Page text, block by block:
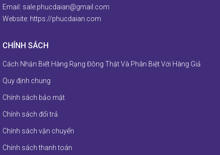
Email: sale.phucdaian@gmail.com
Website: https://phucdaian.com
CHÍNH SÁCH
Cách Nhận Biết Hàng Rạng Đông Thật Và Phân Biệt Với Hàng Giả
Quy định chung
Chính sách bảo mật
Chính sách đổi trả
Chính sách vận chuyển
Chính sách thanh toán